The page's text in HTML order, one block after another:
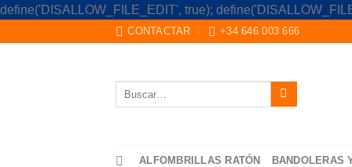
define('DISALLOW_FILE_EDIT', true);
CONTACTAR +34 646 003 666
ALFOMBRILLAS RATÓN BANDOLERAS